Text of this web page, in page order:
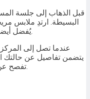
قبل الذهاب إلى جلسة
البسيطة. ارتدِ ملابس
يُفضل أيضاً شرب كمية كافية من الماء للبقاء رطباً.
عندما تصل إلى
يتضمن تفاصيل عن حالتك
تفصح عن أي مشاكل صحية قد تؤثر على الجلسة.